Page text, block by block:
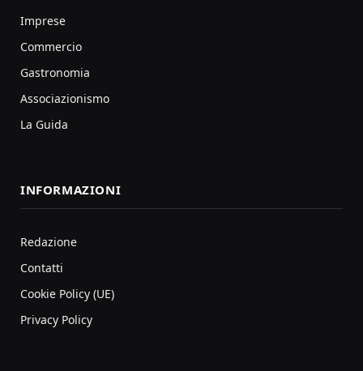
Imprese
Commercio
Gastronomia
Associazionismo
La Guida
INFORMAZIONI
Redazione
Contatti
Cookie Policy (UE)
Privacy Policy